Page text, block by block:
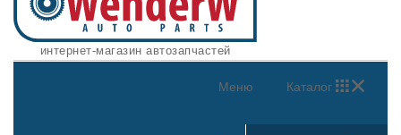
интернет-магазин автозапчастей
Каталог
Меню